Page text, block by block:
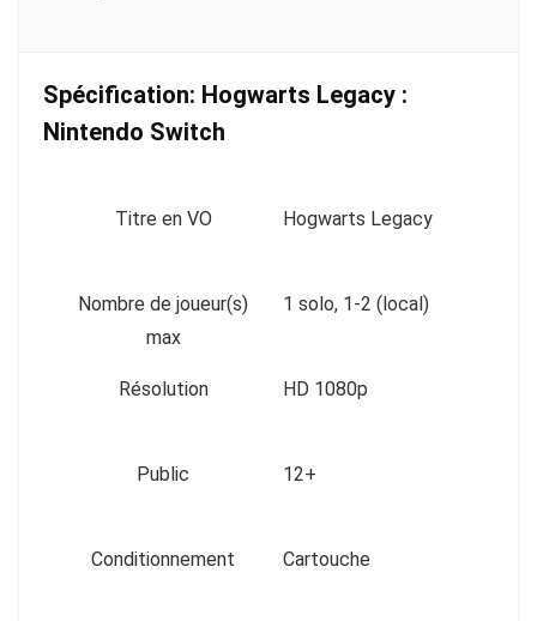
Spécification: Hogwarts Legacy :
Nintendo Switch
Titre en VO Hogwarts Legacy
Nombre de joueur(s)
max
1 solo, 1-2 (local)
Résolution HD 1080p
Public 12+
Conditionnement Cartouche